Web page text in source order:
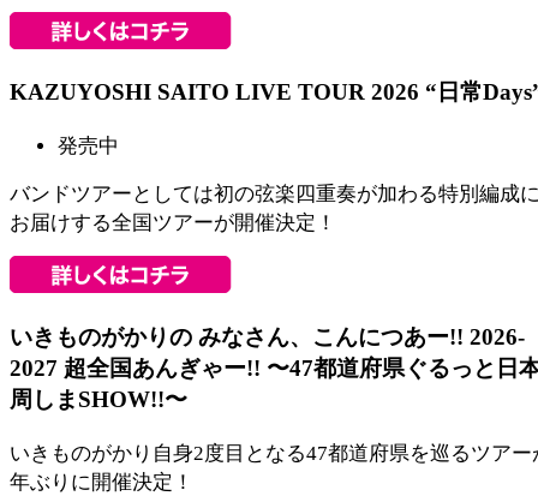
KAZUYOSHI SAITO LIVE TOUR 2026 “日常
発売中
バンドツアーとしては初の弦楽四重奏が加わる特別編成
お届けする全国ツアーが開催決定！
いきものがかりの みなさん、こんにつあー!! 2026-
2027 超全国あんぎゃー!! 〜47都道府県ぐるっと日
周しまSHOW!!〜
いきものがかり⾃⾝2度目となる47都道府県を巡るツアー
年ぶりに開催決定！